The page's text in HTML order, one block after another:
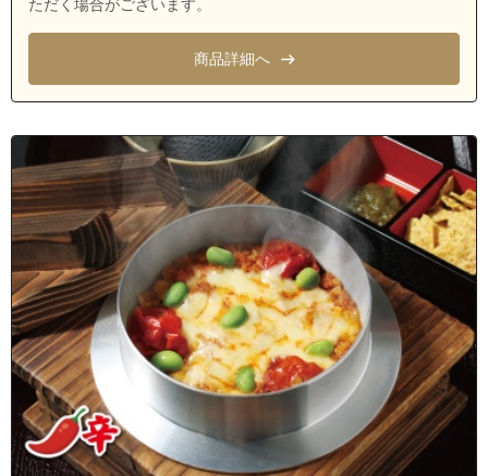
埼玉県ふじみ野市霞ケ丘１丁目
埼玉県ふじみ野市上福岡２丁目
埼玉県ふじみ野市上福岡３丁目
埼玉県ふじみ野市上福岡４丁目
埼玉県ふじみ野市上福岡５丁目
埼玉県ふじみ野市上福岡６丁目
埼玉県ふじみ野市北野１丁目
埼玉県ふじみ野市駒西１丁目
埼玉県ふじみ野市駒西２丁目
埼玉県ふじみ野市駒西３丁目
埼玉県ふじみ野市新駒林１丁目
ただく場合がございます。
商品詳細へ